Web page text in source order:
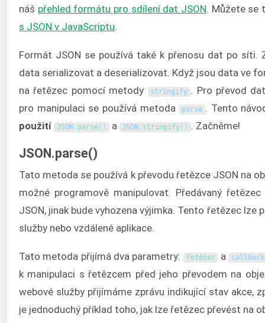
náš přehled formátu pro sdílení dat JSON . Můžete
s JSON v JavaScriptu
Formát JSON se používá také k přenosu dat po
data serializovat a deserializovat. Když jsou data ve
na řetězec pomocí metody
stringify . Pro převod
pro manipulaci se používá metoda parse . Tento
použití
JSON . parse( ) a JSON . stringify( ) . Začněme!
JSON.parse()
Tato metoda se používá k převodu řetězce JSON na
možné programově manipulovat. Předávaný
JSON, jinak bude vyhozena výjimka. Tento řetězec lze
služby nebo vzdálené aplikace.
Tato metoda přijímá dva parametry: řetězec a callback
k manipulaci s řetězcem před jeho převodem na
webové služby přijímáme zprávu indikující stav akce,
je jednoduchý příklad toho, jak lze řetězec převést na